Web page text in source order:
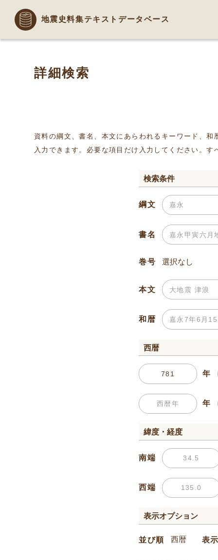
地震史料集テキストデータベース
詳細検索
資料の綱文、書名、本文にあらわれるキーワード、
入力できます。必要な項目だけ入力してください。
検索条件
綱文
書名
巻号
本文
和暦
西暦
年
年
緯度・経度
南端
西端
表示オプション
並び順 表